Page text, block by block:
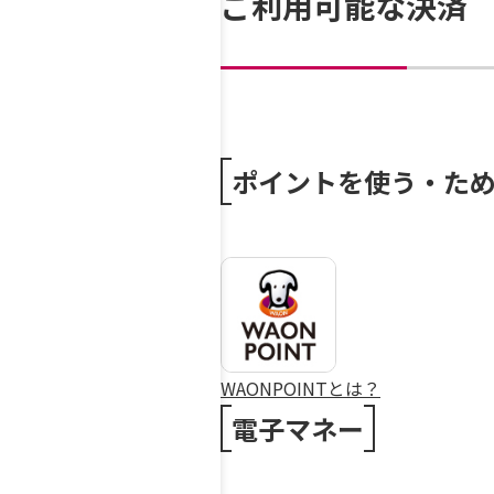
ポイントを使う・た
WAONPOINTとは？
電子マネー